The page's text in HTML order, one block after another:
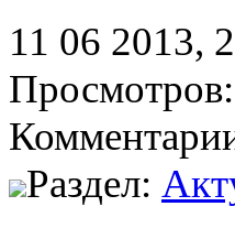
11 06 2013,
Раздел: